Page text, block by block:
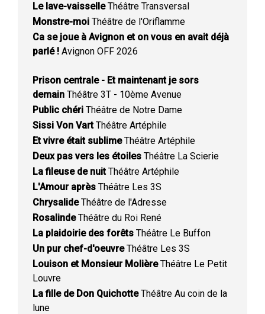
Le lave-vaisselleThéâtre Transversal
Monstre-moi Théâtre de l'Oriflamme
Ca se joue à Avignon et on vous en avait déjà
parlé ! Avignon OFF 2026
Prison centrale - Et maintenant je sors
demain Théâtre 3T - 10ème Avenue
Public chéri Théâtre de Notre Dame
Sissi Von VartThéâtre Artéphile
Et vivre était sublimeThéâtre Artéphile
Deux pas vers les étoiles Théâtre La Scierie
La fileuse de nuitThéâtre Artéphile
L'Amour après Théâtre Les 3S
ChrysalideThéâtre de l'Adresse
RosalindeThéâtre du Roi René
La plaidoirie des forêts Théâtre Le Buffon
Un pur chef-d'oeuvreThéâtre Les 3S
Louison et Monsieur MolièreThéâtre Le Petit
Louvre
La fille de Don QuichotteThéâtre Au coin de la
lune